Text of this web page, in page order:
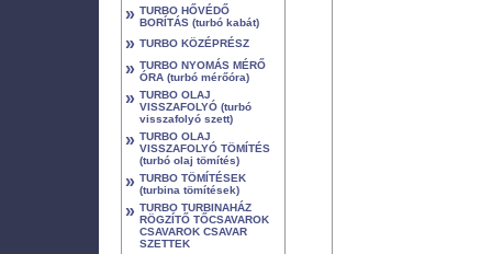
» TURBO HŐVÉDŐ
BORÍTÁS (turbó kabát)
» TURBO KÖZÉPRÉSZ
» TURBO NYOMÁS MÉRŐ
ÓRA (turbó mérőóra)
» TURBO OLAJ
VISSZAFOLYÓ (turbó
visszafolyó szett)
» TURBO OLAJ
VISSZAFOLYÓ TÖMÍTÉS
(turbó olaj tömítés)
» TURBO TÖMÍTÉSEK
(turbina tömítések)
» TURBO TURBINAHÁZ
RÖGZÍTŐ TŐCSAVAROK
CSAVAROK CSAVAR
SZETTEK